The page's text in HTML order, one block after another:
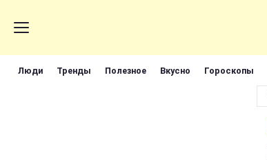
Люди Тренды Полезное Вкусно Гороскопы